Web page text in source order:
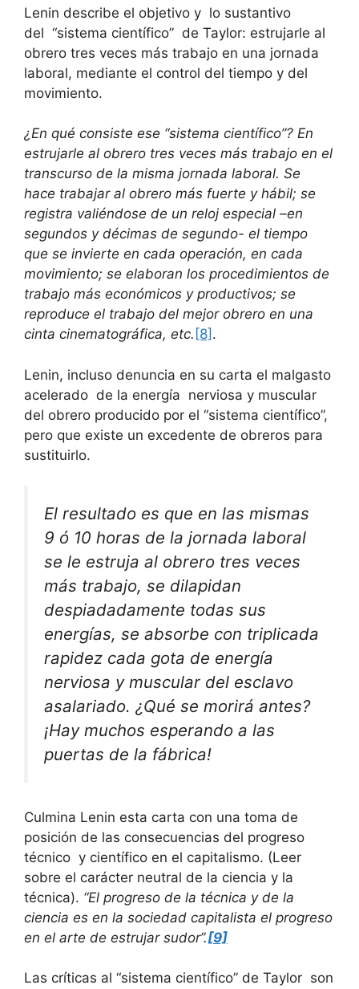
Lenin describe el objetivo y lo sustantivo
del “sistema científico” de Taylor: estrujarle al
obrero tres veces más trabajo en una jornada
laboral, mediante el control del tiempo y del
movimiento.
¿En qué consiste ese “sistema científico”? En
estrujarle al obrero tres veces más trabajo en el
transcurso de la misma jornada laboral. Se
hace trabajar al obrero más fuerte y hábil; se
registra valiéndose de un reloj especial –en
segundos y décimas de segundo- el tiempo
que se invierte en cada operación, en cada
movimiento; se elaboran los procedimientos de
trabajo más económicos y productivos; se
reproduce el trabajo del mejor obrero en una
cinta cinematográfica, etc. [8] .
Lenin, incluso denuncia en su carta el malgasto
acelerado de la energía nerviosa y muscular
del obrero producido por el “sistema científico”,
pero que existe un excedente de obreros para
sustituirlo.
El resultado es que en las mismas
9 ó 10 horas de la jornada laboral
se le estruja al obrero tres veces
más trabajo, se dilapidan
despiadadamente todas sus
energías, se absorbe con triplicada
rapidez cada gota de energía
nerviosa y muscular del esclavo
asalariado. ¿Qué se morirá antes?
¡Hay muchos esperando a las
puertas de la fábrica!
Culmina Lenin esta carta con una toma de
posición de las consecuencias del progreso
técnico y científico en el capitalismo. (Leer
sobre el carácter neutral de la ciencia y la
técnica). “El progreso de la técnica y de la
ciencia es en la sociedad capitalista el progreso
en el arte de estrujar sudor”.[9]
Las críticas al “sistema científico” de Taylor son